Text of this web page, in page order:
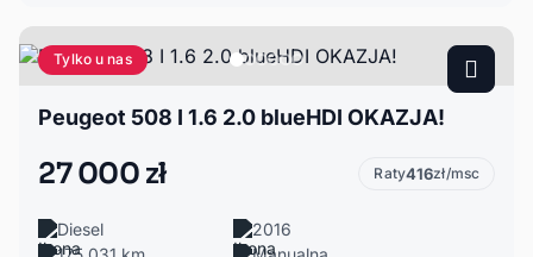
Tylko u nas
Peugeot 508 I 1.6 2.0 blueHDI OKAZJA!
27 000 zł Raty416zł/msc
Diesel
2016